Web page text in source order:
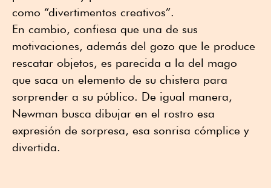
como “divertimentos creativos”.
En cambio, confiesa que una de sus
motivaciones, además del gozo que le produce
rescatar objetos, es parecida a la del mago
que saca un elemento de su chistera para
sorprender a su público. De igual manera,
Newman busca dibujar en el rostro esa
expresión de sorpresa, esa sonrisa cómplice y
divertida.